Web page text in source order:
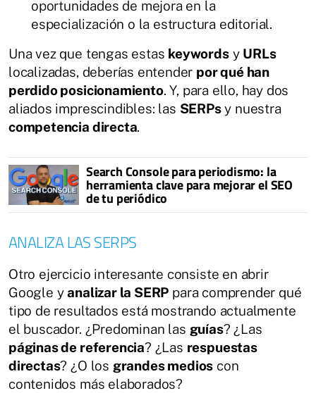
oportunidades de mejora en la
especialización o la estructura editorial.
Una vez que tengas estas keywordsy URLs
localizadas, deberías entender por qué han
perdido posicionamiento. Y, para ello, hay dos
aliados imprescindibles: las SERPsy nuestra
competencia directa.
Search Console para periodismo: la
herramienta clave para mejorar el SEO
de tu periódico
ANALIZA LAS SERPS
Otro ejercicio interesante consiste en abrir
Google yanalizar la SERP para comprender qué
tipo de resultados está mostrando actualmente
el buscador. ¿Predominan las guías? ¿Las
páginas de referencia? ¿Las respuestas
directas? ¿O los grandes medios con
contenidos más elaborados?